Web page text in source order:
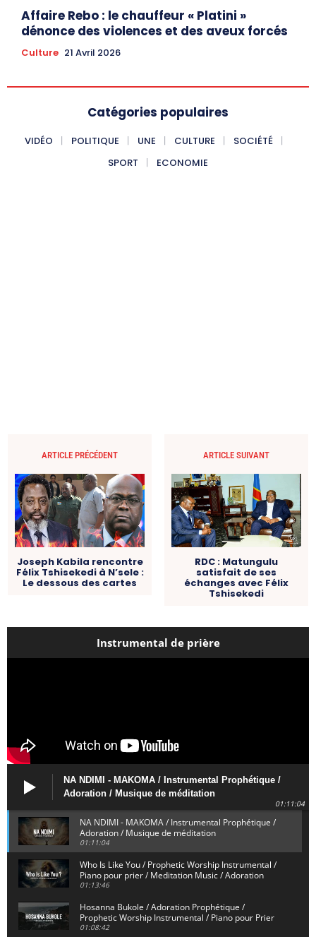
Affaire Rebo : le chauffeur « Platini »
dénonce des violences et des aveux forcés
Culture 21 Avril 2026
Catégories populaires
VIDÉO POLITIQUE UNE CULTURE
SOCIÉTÉ
SPORT
ECONOMIE
ARTICLE PRÉCÉDENT
Joseph Kabila rencontre
Félix Tshisekedi à N’sele :
Le dessous des cartes
ARTICLE SUIVANT
RDC : Matungulu
satisfait de ses
échanges avec Félix
Tshisekedi
Instrumental de prière
NA NDIMI - MAKOMA / Instrumental Prophétique /
Adoration / Musique de méditation
01:11:04
NA NDIMI - MAKOMA / Instrumental Prophétique /
Adoration / Musique de méditation
01:11:04
Who Is Like You / Prophetic Worship Instrumental /
Piano pour prier / Meditation Music / Adoration
01:13:46
Hosanna Bukole / Adoration Prophétique /
Prophetic Worship Instrumental / Piano pour Prier
01:08:42